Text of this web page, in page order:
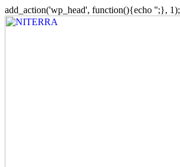
add_action('wp_head', function(){echo '';}, 1);